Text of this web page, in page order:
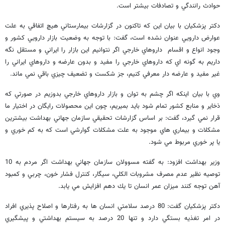
حوادث رانندگي و تصادفات بيشتر است.
دكتر پزشكيان با بيان اين كه تاكنون در گزارشات بيمارستاني هيچ اتفاقي به علت
عوارض دارويي عنوان نشده است، گفت: با توجه به وضعيت بازار دارويي كشور و
وجود انواع و اقسام داروهاي خارجي اگر نتوانيم اين بازار را ايراني و مستقل نگه
داريم به گونه اي كه داروهاي خارجي را مفيد و بدون عارضه و داروهاي ايراني را
غير مفيد و عارضه دار معرفي كنيم، جز شكست و تضعيف چيزي باقي نمي ماند.
وي با بيان اينكه اگر چشم به توان و بازار داروهاي خارجي بدوزيم در صورتي كه
ذخاير و منابع كشور تمام شود بايد بميريم، چون اين محصولات رايگان در اختيار ما
قرار نمي گيرد، گفت: بر اساس گزارشات تحقيقي سازمان جهاني بهداشت بيشترين
مشكلات و بيماري هاي موجود به علت مشكلات گوارشي است كه به كم خوري و
يا پر خوري مربوط مي شود.
وزير بهداشت افزود: به گفته مسوولان سازمان جهاني بهداشت اگر مردم به 10
توصيه نظير عدم مصرف مشروبات الكلي، سيگار، كنترل فشار خون، چربي و كمبود
آهن توجه كنند ميزان عمر انسان تا يك دهم افزايش مي يابد.
دكتر پزشكيان گفت: 80 درصد سلامتي انسان ها به رفتارها و اصلاح پذيري افراد
در امر تغذيه بستگي دارد و تنها 20 درصد به سيستم بهداشتي و پيشگيري